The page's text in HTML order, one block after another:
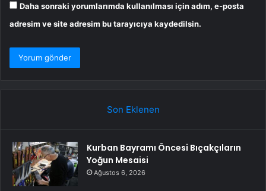
Daha sonraki yorumlarımda kullanılması için adım, e-posta
adresim ve site adresim bu tarayıcıya kaydedilsin.
Son Eklenen
Kurban Bayramı Öncesi Bıçakçıların
Yoğun Mesaisi
Ağustos 6, 2026